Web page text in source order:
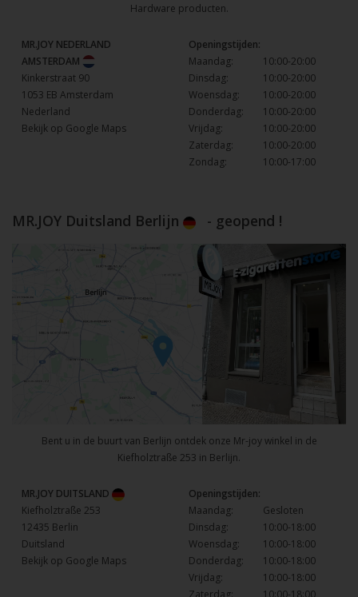
Hardware producten.
MR.JOY NEDERLAND
AMSTERDAM
Kinkerstraat 90
1053 EB Amsterdam
Nederland
Bekijk op Google Maps
Openingstijden:
Maandag:
10:00-20:00
Dinsdag:
10:00-20:00
Woensdag:
10:00-20:00
Donderdag:
10:00-20:00
Vrijdag:
10:00-20:00
Zaterdag:
10:00-20:00
Zondag:
10:00-17:00
MR.JOY Duitsland Berlijn - geopend !
Bent u in de buurt van Berlijn ontdek onze Mr-joy winkel in de
Kiefholztraße 253 in Berlijn.
MR.JOY DUITSLAND
Kiefholztraße 253
12435 Berlin
Duitsland
Bekijk op Google Maps
Openingstijden:
Maandag:
Gesloten
Dinsdag:
10:00-18:00
Woensdag:
10:00-18:00
Donderdag:
10:00-18:00
Vrijdag:
10:00-18:00
Zaterdag:
10:00-18:00